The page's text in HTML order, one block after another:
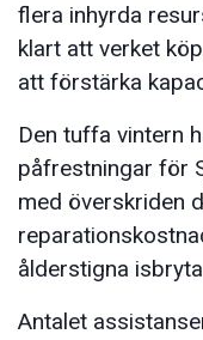
flera inhyrda
klart att verket
att förstärka
Den tuffa vintern
påfrestningar för
med överskriden
ålderstigna
Antalet